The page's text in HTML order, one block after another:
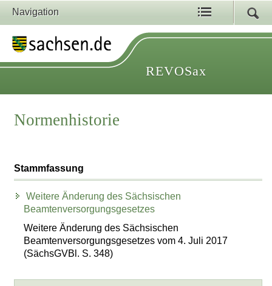
Navigation
REVOSax
Normenhistorie
Stammfassung
Weitere Änderung des Sächsischen
Beamtenversorgungsgesetzes
Weitere Änderung des Sächsischen
Beamtenversorgungsgesetzes vom 4. Juli 2017
(SächsGVBl. S. 348)